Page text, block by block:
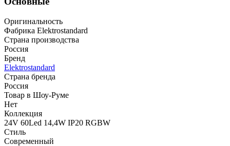
Оригинальность
Фабрика Elektrostandard
Страна производства
Россия
Бренд
Elektrostandard
Страна бренда
Россия
Товар в Шоу-Руме
Нет
Коллекция
24V 60Led 14,4W IP20 RGBW
Стиль
Современный